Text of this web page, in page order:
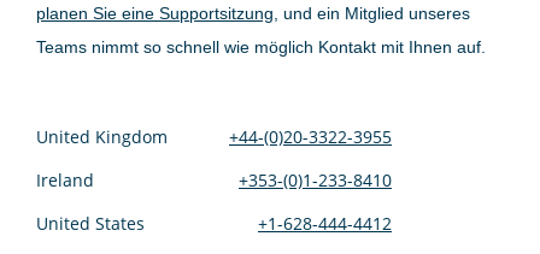
planen Sie eine Supportsitzung , und ein Mitglied unseres
Teams nimmt so schnell wie möglich Kontakt mit Ihnen auf.
United Kingdom
+44-(0)20-3322-3955
Ireland
+353-(0)1-233-8410
United States
+1-628-444-4412